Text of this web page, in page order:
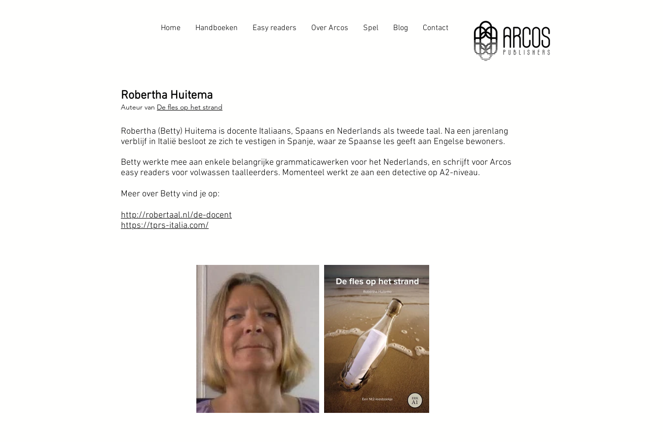
Home Handboeken Easy readers Over Arcos Spel Blog Contact
Robertha Huitema
Auteur van De fles op het strand
Robertha (Betty) Huitema is docente Italiaans, Spaans en Nederlands als tweede taal. Na een jarenlang
verblijf in Italië besloot ze zich te vestigen in Spanje, waar ze Spaanse les geeft aan Engelse bewoners.
Betty werkte mee aan enkele belangrijke grammaticawerken voor het Nederlands, en schrijft voor Arcos
easy readers voor volwassen taalleerders. Momenteel werkt ze aan een detective op A2-niveau.
Meer over Betty vind je op:
http://robertaal.nl/de-docent
https://tprs-italia.com/